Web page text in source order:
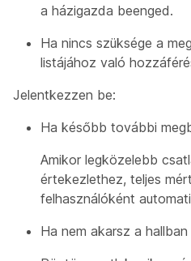
a házigazda beenged.
Ha nincs szüksége a
listájához való
Jelentkezzen be:
Ha később további
Amikor legközelebb
értekezlethez, teljes
felhasználóként
Ha nem akarsz a